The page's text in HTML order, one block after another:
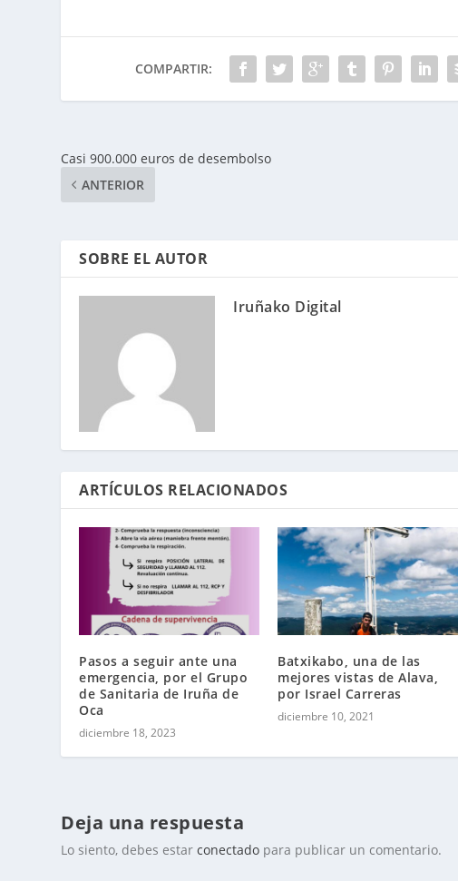
COMPARTIR:
Casi 900.000 euros de desembolso
ANTERIOR
SOBRE EL AUTOR
Iruñako Digital
ARTÍCULOS RELACIONADOS
Pasos a seguir ante una
emergencia, por el Grupo
de Sanitaria de Iruña de
Oca
diciembre 18, 2023
Batxikabo, una de las
mejores vistas de Alava,
por Israel Carreras
diciembre 10, 2021
Deja una respuesta
Lo siento, debes estarconectado para publicar un comentario.